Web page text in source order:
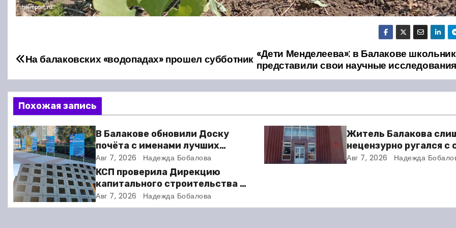
Н
а
в
и
г
а
ц
и
«Дети Менделеева»: в Балакове
представили свои научные исследования
На балаковских «водопадах» прошел субботник
Похожая запись
В Балакове обновили Доску
почёта с именами лучших
спортсменов. Фото
Авг 7, 2026 Надежда Бобалова
Житель Балакова
нецензурно ругался с
и получил двое суток
Авг 7, 2026 Надежда
КСП проверила Дирекцию
капитального строительства в
Балакове и нашла множество
нарушений
Авг 7, 2026 Надежда Бобалова